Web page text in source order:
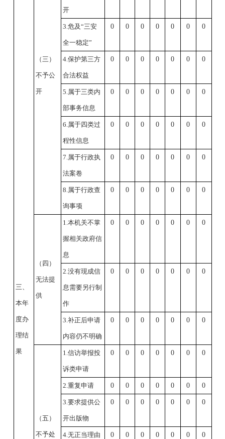
三、
本年
度办
理结
果
（三）
不予公
开
开
3.危及“三安
全一稳定”
0 0 0 0 0 0 0
4.保护第三方
合法权益
0 0 0 0 0 0 0
5.属于三类内
部事务信息
0 0 0 0 0 0 0
6.属于四类过
程性信息
0 0 0 0 0 0 0
7.属于行政执
法案卷
0 0 0 0 0 0 0
8.属于行政查
询事项
0 0 0 0 0 0 0
（四）
无法提
供
1.本机关不掌
握相关政府信
息
0 0 0 0 0 0 0
2.没有现成信
息需要另行制
作
0 0 0 0 0 0 0
3.补正后申请
内容仍不明确
0 0 0 0 0 0 0
（五）
不予处
1.信访举报投
诉类申请
0 0 0 0 0 0 0
2.重复申请 0 0 0 0 0 0 0
3.要求提供公
开出版物
0 0 0 0 0 0 0
4.无正当理由 0 0 0 0 0 0 0